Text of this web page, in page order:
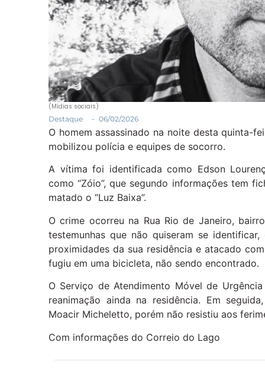
(Mídias sociais)
Destaque
- 06/02/2026
O homem assassinado na noite desta quinta-
mobilizou polícia e equipes de socorro.
A vítima foi identificada como Edson
como “Zóio”, que segundo informações tem
matado o “Luz Baixa”.
O crime ocorreu na Rua Rio de Janeiro,
testemunhas que não quiseram se
proximidades da sua residência e atacado
fugiu em uma bicicleta, não sendo encontrado.
O Serviço de Atendimento Móvel de
reanimação ainda na residência. Em
Moacir Micheletto, porém não resistiu aos
Com informações do Correio do Lago